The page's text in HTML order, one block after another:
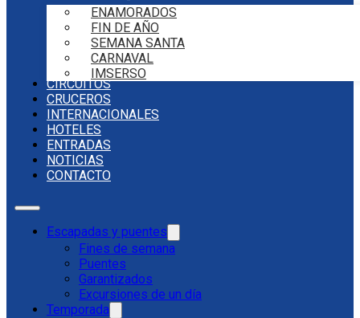
ENAMORADOS
FIN DE AÑO
SEMANA SANTA
CARNAVAL
IMSERSO
CIRCUITOS
CRUCEROS
INTERNACIONALES
HOTELES
ENTRADAS
NOTICIAS
CONTACTO
Escapadas y puentes
Fines de semana
Puentes
Garantizados
Excursiones de un día
Temporada